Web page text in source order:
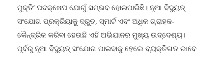
ମୁକ୍ତି’ ପଦକ୍ଷେପ ଯୋଗୁଁ ସମ୍ଭବ ହୋଇପାରିଛି। ନୂଆ ବିଦ୍ୟୁତ୍
ସଂଯୋଗ ପ୍ରକ୍ରିୟାକୁ ଦ୍ରୁତ, ସ୍ମାର୍ଟ ଏବଂ ଅଧିକ ଗ୍ରାହକ-
କୈନ୍ଦ୍ରିକ କରିବା ହେଉଛି ଏହି ଅଭିଯାନର ମୁଖ୍ୟ ଉଦ୍ଦେଶ୍ୟ।
ପୂର୍ବରୁ ନୂଆ ବିଦ୍ୟୁତ୍ ସଂଯୋଗ ପାଇବାକୁ ହେଲେ ବ୍ୟକ୍ତିଗତ ଭାବେ